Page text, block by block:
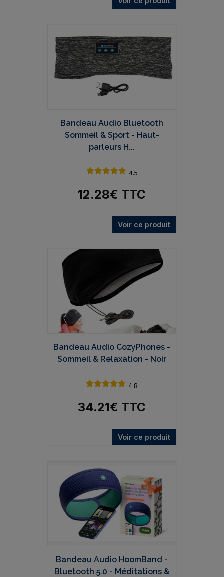
Bandeau Audio Bluetooth
Sommeil & Sport - Haut-
parleurs H...
4.5
12.28€ TTC
Voir ce produit
Bandeau Audio CozyPhones -
Sommeil & Relaxation - Noir
4.8
34.21€ TTC
Voir ce produit
Bandeau Audio HoomBand -
Bluetooth 5.0 - Méditations &